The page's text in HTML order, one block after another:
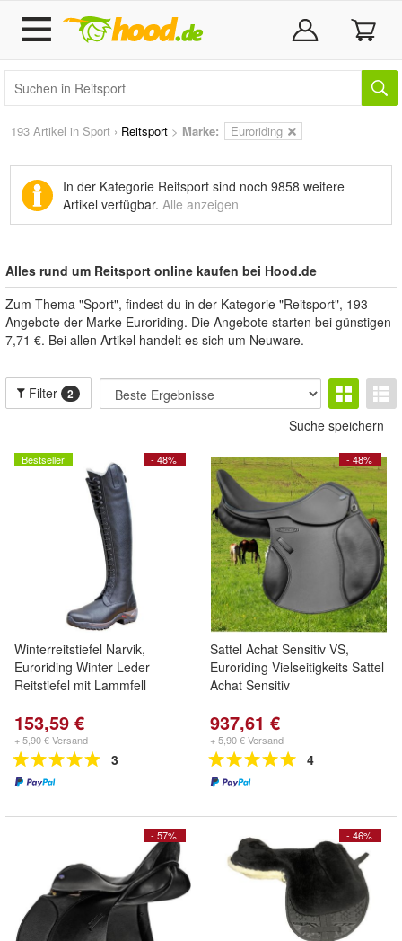
193 Artikel in Sport › Reitsport > Marke: Euroriding
In der Kategorie Reitsport sind noch 9858 weitere
Artikel verfügbar. Alle anzeigen
Alles rund um Reitsport online kaufen bei Hood.de
Zum Thema "Sport", findest du in der Kategorie "Reitsport", 193
Angebote der Marke Euroriding. Die Angebote starten bei günstigen
7,71 €. Bei allen Artikel handelt es sich um Neuware.
Filter 2
Suche speichern
- 48%
Bestseller
Winterreitstiefel Narvik,
Euroriding Winter Leder
Reitstiefel mit Lammfell
153,59 €
+ 5,90 € Versand
3
- 48%
Sattel Achat Sensitiv VS,
Euroriding Vielseitigkeits Sattel
Achat Sensitiv
937,61 €
+ 5,90 € Versand
4
- 57% - 46%